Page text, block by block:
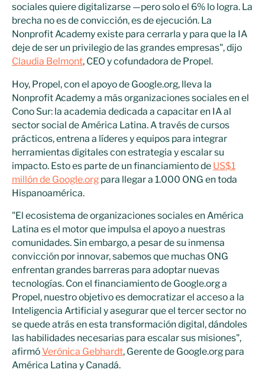
sociales quiere digitalizarse —pero solo el 6% lo logra. La
brecha no es de convicción, es de ejecución. La
Nonprofit Academy existe para cerrarla y para que la IA
deje de ser un privilegio de las grandes empresas", dijo
Claudia Belmont, CEO y cofundadora de Propel.
Hoy, Propel, con el apoyo de Google.org, lleva la
Nonprofit Academy a más organizaciones sociales en el
Cono Sur: la academia dedicada a capacitar en IA al
sector social de América Latina. A través de cursos
prácticos, entrena a líderes y equipos para integrar
herramientas digitales con estrategia y escalar su
impacto. Esto es parte de un financiamiento de US$1
millón de Google.orgpara llegar a 1.000 ONG en toda
Hispanoamérica.
"El ecosistema de organizaciones sociales en América
Latina es el motor que impulsa el apoyo a nuestras
comunidades. Sin embargo, a pesar de su inmensa
convicción por innovar, sabemos que muchas ONG
enfrentan grandes barreras para adoptar nuevas
tecnologías. Con el financiamiento de Google.org a
Propel, nuestro objetivo es democratizar el acceso a la
Inteligencia Artificial y asegurar que el tercer sector no
se quede atrás en esta transformación digital, dándoles
las habilidades necesarias para escalar sus misiones",
afirmóVerónica Gebhardt, Gerente de Google.org para
América Latina y Canadá.